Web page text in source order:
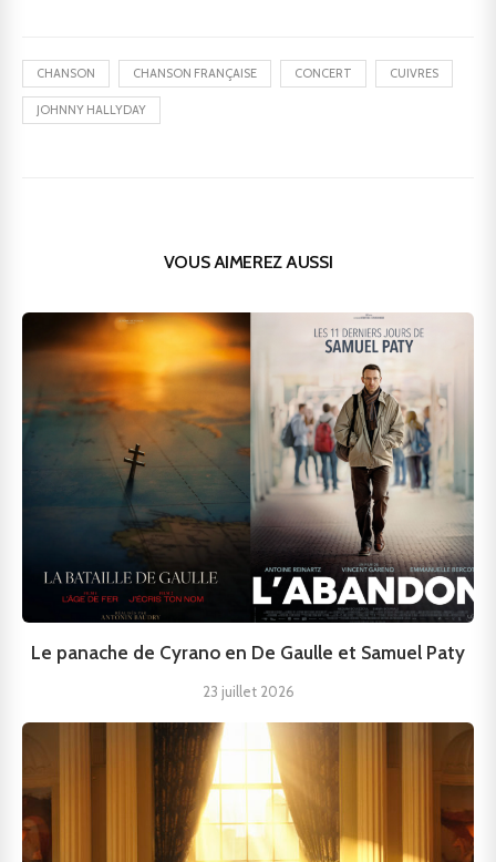
CHANSON CHANSON FRANÇAISE CONCERT CUIVRES
JOHNNY HALLYDAY
VOUS AIMEREZ AUSSI
Le panache de Cyrano en De Gaulle et Samuel Paty
23 juillet 2026